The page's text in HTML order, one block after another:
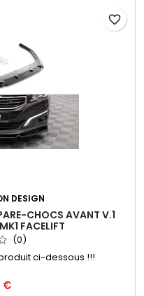
DESIGN
CHOCS AVANT V.1
FACELIFT
(0)
ci-dessous !!!
€
favorite_border